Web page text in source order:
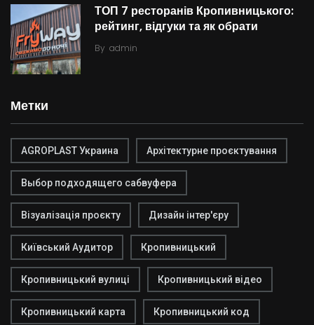
ТОП 7 ресторанів Кропивницького:
рейтинг, відгуки та як обрати
By admin
Метки
AGROPLAST Украина Архітектурне проєктування
Выбор подходящего сабвуфера
Візуалізація проєкту Дизайн інтер'єру
Київський Аудитор Кропивницький
Кропивницький вулиці Кропивницький відео
Кропивницький карта Кропивницький код